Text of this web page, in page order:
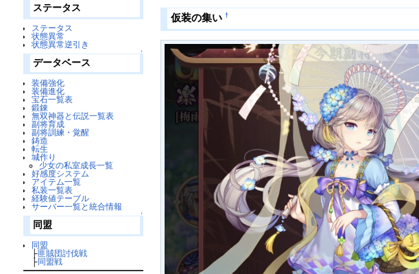
ステータス
ステータス
状態異常
状態異常逆引き
↑
データベース
装備強化
装備進化
宝石一覧表
鍛錬
無双神器と伝説一覧表
副将育成
副将訓練・覚醒
鋳造
転生
城作り
少女の私室成長一覧
好感度システム
アイテム一覧
私装一覧表
経験値テーブル
サーバー一覧と統合情報
↑
同盟
同盟
├匪賊団討伐戦
├同盟戦
仮装の集い †